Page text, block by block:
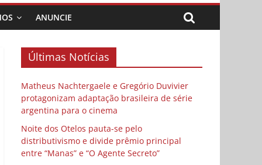
ANUNCIE
Últimas Notícias
Matheus Nachtergaele e Gregório Duvivier
protagonizam adaptação brasileira de série
argentina para o cinema
Noite dos Otelos pauta-se pelo
distributivismo e divide prêmio principal
entre “Manas” e “O Agente Secreto”